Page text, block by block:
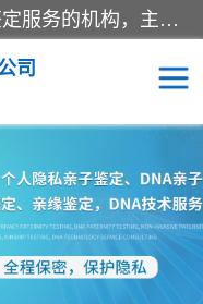
华信基因是一家专门提供亲子鉴定服务的机构，主要业务：济南亲子鉴定、临沂亲子鉴定、菏泽亲子鉴定、淄博亲子鉴定、青岛亲子鉴定、日照亲子鉴定、临朐亲子鉴定、寿光亲子鉴定等，联合广州、上海、北京、深圳、杭州、武汉、成都、合肥、贵阳、沈阳等地区有法医物证鉴定机构及基因检测公司，为国内外客户提供便捷的DNA鉴定服务。
司
亲子鉴定
创亲子鉴定